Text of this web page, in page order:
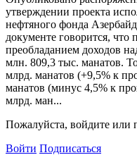
утверждении проекта
нефтяного фонда
документе говорится,
преобладанием доходов
млн. 809,3 тыс. манатов.
млрд. манатов (+9,5% к
манатов (минус 4,5% к
млрд. ман...
Пожалуйста, войдите или
Войти Подписаться